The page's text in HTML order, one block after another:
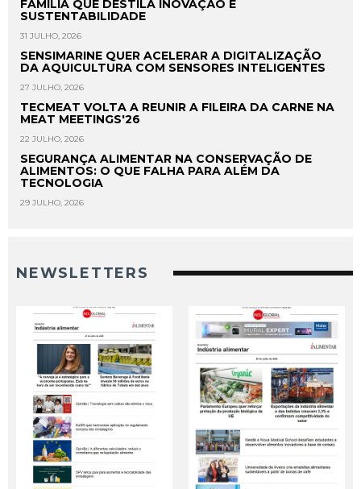
FAMÍLIA QUE DESTILA INOVAÇÃO E
SUSTENTABILIDADE
31 JULHO, 2026
SENSIMARINE QUER ACELERAR A DIGITALIZAÇÃO
DA AQUICULTURA COM SENSORES INTELIGENTES
27 JULHO, 2026
TECMEAT VOLTA A REUNIR A FILEIRA DA CARNE NA
MEAT MEETINGS'26
22 JULHO, 2026
SEGURANÇA ALIMENTAR NA CONSERVAÇÃO DE
ALIMENTOS: O QUE FALHA PARA ALÉM DA
TECNOLOGIA
29 JULHO, 2026
NEWSLETTERS